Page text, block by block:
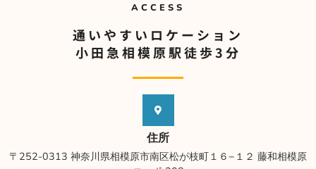
ACCESS
通いやすいロケーション
小田急相模原駅徒歩3分
住所
〒252-0313 神奈川県相模原市南区松が枝町１６−１２ 藤和相模原